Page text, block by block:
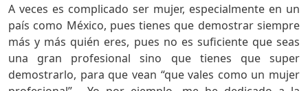
A veces es complicado ser mujer, especialmente en un
país como México, pues tienes que demostrar siempre
más y más quién eres, pues no es suficiente que seas
una gran profesional sino que tienes que super
demostrarlo, para que vean “que vales como un mujer